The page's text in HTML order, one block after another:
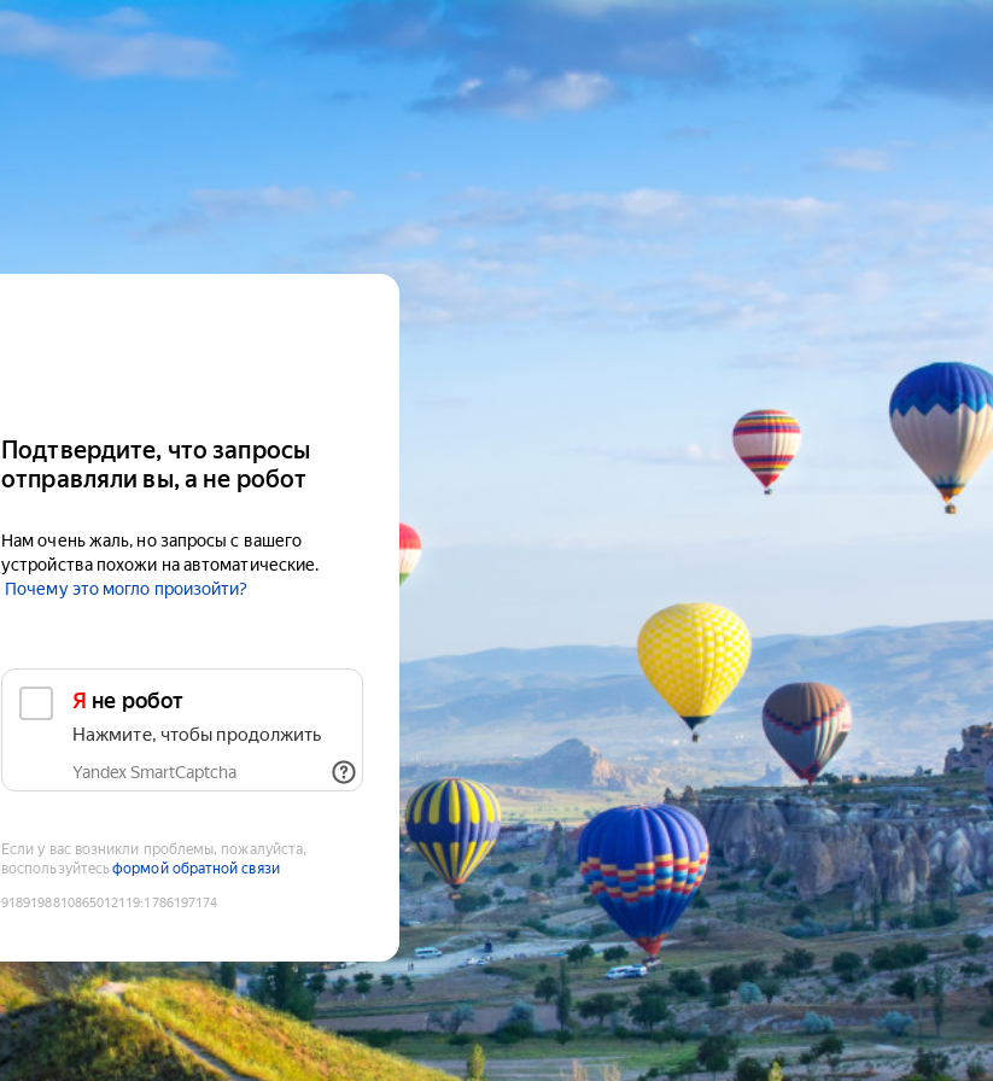
Подтвердите, что запросы
отправляли вы, а не робот
Нам очень жаль, но запросы с вашего
устройства похожи на автоматические.
Почему это могло произойти?
Я не робот
Нажмите, чтобы продолжить
Yandex SmartCaptcha
Если у вас возникли проблемы, пожалуйста,
воспользуйтесьформой обратной связи
9189198810865012119:1786197174